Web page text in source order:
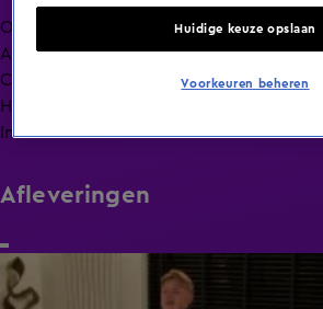
Overzicht
Afleveringen
Clips
Hoe is het nu met?
Info
Afleveringen
21:50
Huidige keuze opslaan
Voorkeuren beheren